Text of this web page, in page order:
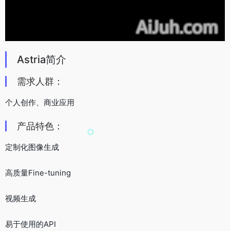
Astria简介
需求人群：
个人创作、商业应用
产品特色：
定制化图像生成
高质量Fine-tuning
视频生成
易于使用的API